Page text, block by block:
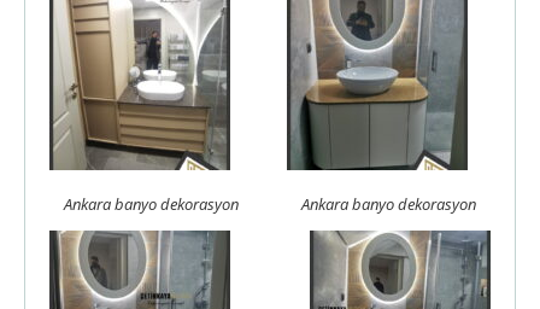
Ankara banyo dekorasyon Ankara banyo dekorasyon